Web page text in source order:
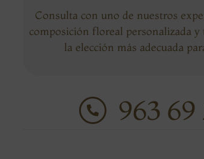
Consulta con uno de nuestros
composición floreal personalizada y
la elección más adecuada
963